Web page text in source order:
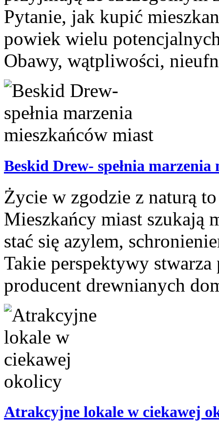
Pytanie, jak kupić
powiek wielu
Obawy, wątpliwości,
Beskid Drew- spełnia marzenia
Życie w zgodzie z naturą
Mieszkańcy miast szukają
stać się azylem,
Takie perspektywy
producent drewnianych
Atrakcyjne lokale w ciekawej